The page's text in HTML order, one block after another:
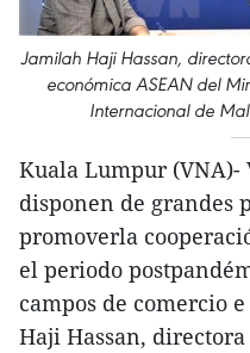
Jamilah Haji Hassan,
económica ASEAN del
Internacional de
Kuala Lumpur
disponen de grandes
promoverla
el periodo
campos de comercio
Haji Hassan,